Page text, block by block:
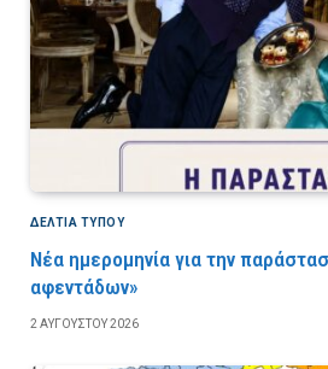
ΔΕΛΤΙΑ ΤΥΠΟΥ
Νέα ημερομηνία για την
αφεντάδων»
2 ΑΥΓΟΎΣΤΟΥ 2026